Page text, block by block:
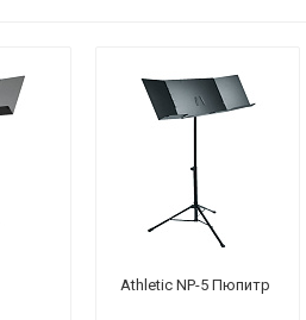
Athletic NP-5 Пюпитр